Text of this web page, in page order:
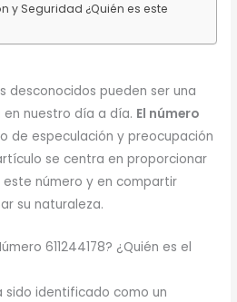
y Seguridad ¿Quién es este
desconocidos pueden ser una
nuestro día a día. El número
de especulación y preocupación
se centra en proporcionar
número y en compartir
su naturaleza.
611244178? ¿Quién es el
sido identificado como un